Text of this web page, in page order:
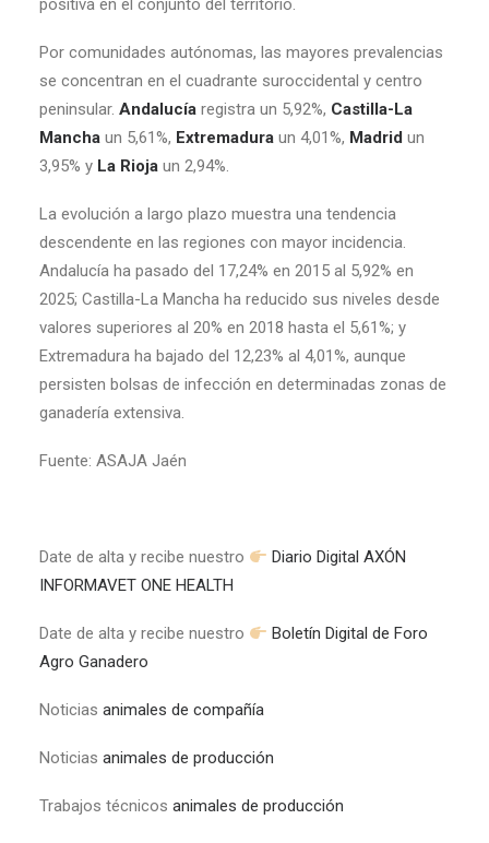
positiva en el conjunto del territorio.
Por comunidades autónomas, las mayores prevalencias
se concentran en el cuadrante suroccidental y centro
peninsular. Andalucía registra un 5,92%, Castilla-La
Mancha un 5,61%, Extremadura un 4,01%, Madrid un
3,95% y La Rioja un 2,94%.
La evolución a largo plazo muestra una tendencia
descendente en las regiones con mayor incidencia.
Andalucía ha pasado del 17,24% en 2015 al 5,92% en
2025; Castilla-La Mancha ha reducido sus niveles desde
valores superiores al 20% en 2018 hasta el 5,61%; y
Extremadura ha bajado del 12,23% al 4,01%, aunque
persisten bolsas de infección en determinadas zonas de
ganadería extensiva.
Fuente: ASAJA Jaén
Date de alta y recibe nuestro
Diario Digital AXÓN
INFORMAVET ONE HEALTH
Date de alta y recibe nuestro
Boletín Digital de Foro
Agro Ganadero
Noticias animales de compañía
Noticias animales de producción
Trabajos técnicos animales de producción